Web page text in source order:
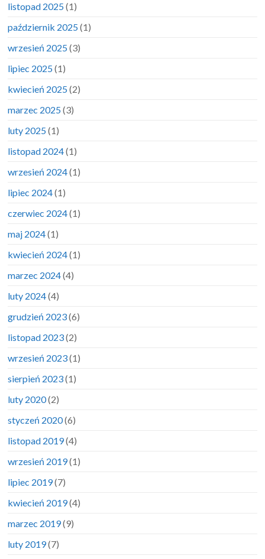
listopad 2025(1)
październik 2025(1)
wrzesień 2025(3)
lipiec 2025(1)
kwiecień 2025(2)
marzec 2025(3)
luty 2025(1)
listopad 2024(1)
wrzesień 2024(1)
lipiec 2024(1)
czerwiec 2024(1)
maj 2024(1)
kwiecień 2024(1)
marzec 2024(4)
luty 2024(4)
grudzień 2023(6)
listopad 2023(2)
wrzesień 2023(1)
sierpień 2023(1)
luty 2020(2)
styczeń 2020(6)
listopad 2019(4)
wrzesień 2019(1)
lipiec 2019(7)
kwiecień 2019(4)
marzec 2019(9)
luty 2019(7)